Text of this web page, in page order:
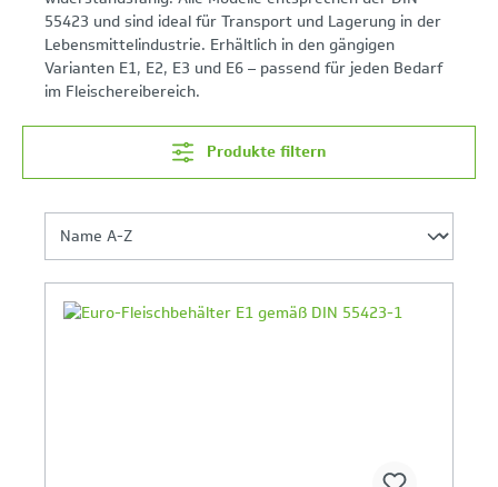
55423 und sind ideal für Transport und Lagerung in der
Lebensmittelindustrie. Erhältlich in den gängigen
Varianten E1, E2, E3 und E6 – passend für jeden Bedarf
im Fleischereibereich.
Produkte filtern
Ihr Produktvergleich ist voll